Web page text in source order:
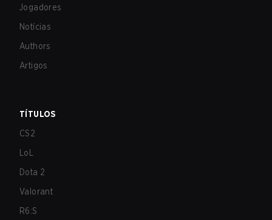
Jogadores
Notícias
Authors
Artigos
TÍTULOS
CS2
LoL
Dota 2
Valorant
R6:S